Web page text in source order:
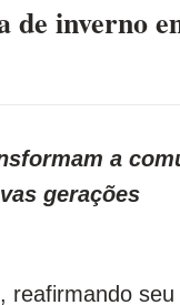
inverno
a
gerações
reafirmando